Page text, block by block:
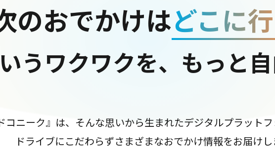
のおでかけはどこに
うワクワクを、もっと
コニーク』は、そんな思いから生まれたデジタルプラット
ドライブにこだわらずさまざまなおでかけ情報をお届け